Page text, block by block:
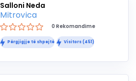
Salloni Neda
Mitrovica
0 Rekomandime
Përgjigjje të shpejtë Visitors (451)